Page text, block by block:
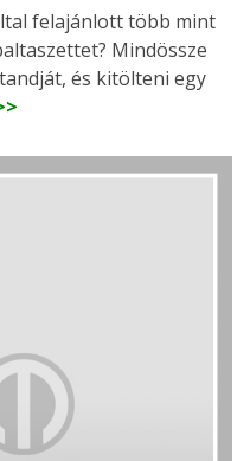
felajánlott több mint
Mindössze
és kitölteni egy